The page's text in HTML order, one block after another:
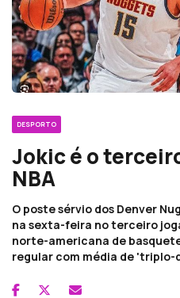
DESPORTO
Jokic é o
NBA
O poste sérvio dos Denver
na sexta-feira no terceiro
norte-americana de
regular com média de 'triplo-